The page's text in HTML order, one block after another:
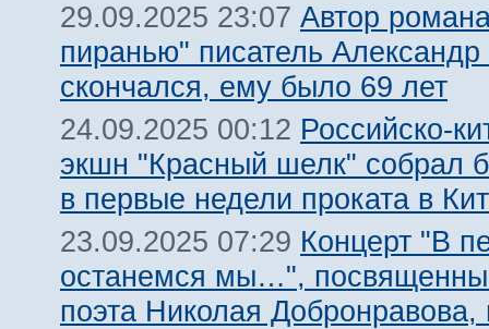
29.09.2025 23:07 Автор
пиранью" писатель
скончался, ему было 69 лет
24.09.2025 00:12 Российско-
экшн "Красный шелк" собрал
в первые недели проката в
23.09.2025 07:29 Концерт "В
останемся мы…",
поэта Николая